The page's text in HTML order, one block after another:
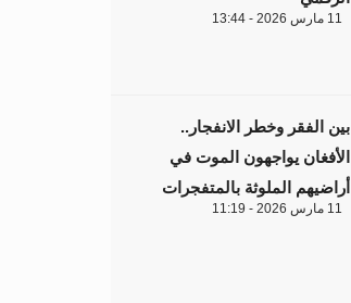
11 مارس 2026 - 13:44
بين الفقر وخطر الانفجار..
الأفغان يواجهون الموت في
أراضيهم الملوثة بالمتفجرات
11 مارس 2026 - 11:19